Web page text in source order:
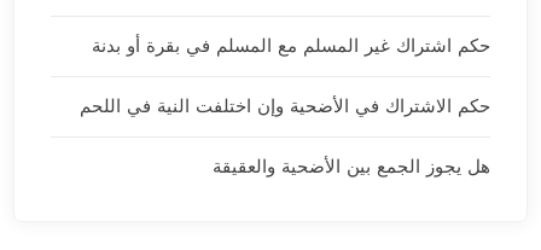
حكم اشتراك غير المسلم مع المسلم في بقرة أو بدنة
حكم الاشتراك في الأضحية وإن اختلفت النية في اللحم
هل يجوز الجمع بين الأضحية والعقيقة